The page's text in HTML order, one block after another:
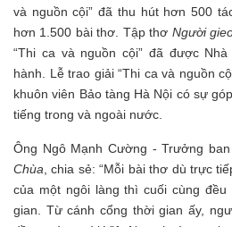
và nguồn cội” đã thu hút hơn 500
hơn 1.500 bài thơ. Tập thơ Người
“Thi ca và nguồn cội” đã được
hành. Lễ trao giải “Thi ca và nguồn
khuôn viên Bảo tàng Hà Nội có sự
tiếng trong và ngoài nước.
Ông Ngô Mạnh Cường - Trưởng
Chùa , chia sẻ: “Mỗi bài thơ dù trực
của một ngôi làng thì cuối cùng
gian. Từ cánh cổng thời gian ấy,